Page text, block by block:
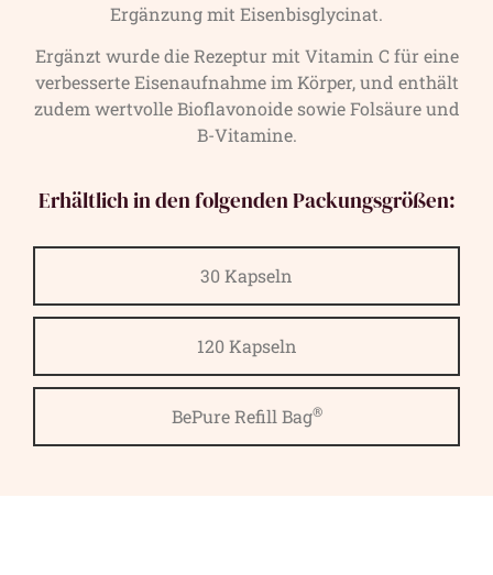
Ergänzung mit Eisenbisglycinat.
Ergänzt wurde die Rezeptur mit Vitamin C für eine
verbesserte Eisenaufnahme im Körper, und enthält
zudem wertvolle Bioflavonoide sowie Folsäure und
B-Vitamine.
Erhältlich in den folgenden Packungsgrößen:
30 Kapseln
120 Kapseln
BePure Refill Bag®